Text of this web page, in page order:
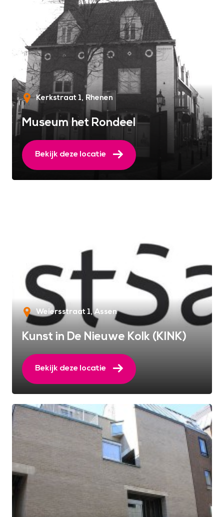
Kerkstraat 1 Rhenen
Museum het Rondeel
Bekijk deze locatie
Weiersstraat 1 Assen
Kunst in De Nieuwe Kolk (KINK)
Bekijk deze locatie